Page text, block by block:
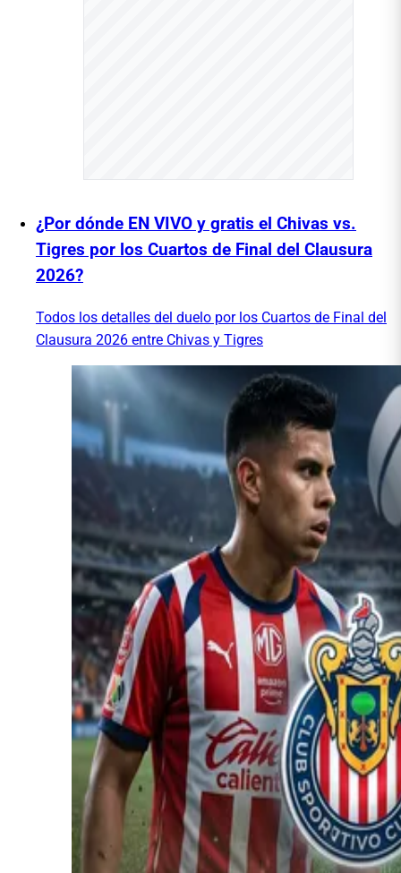
¿Por dónde EN VIVO y gratis el Chivas vs.
Tigres por los Cuartos de Final del Clausura
2026?
Todos los detalles del duelo por los Cuartos de Final del
Clausura 2026 entre Chivas y Tigres